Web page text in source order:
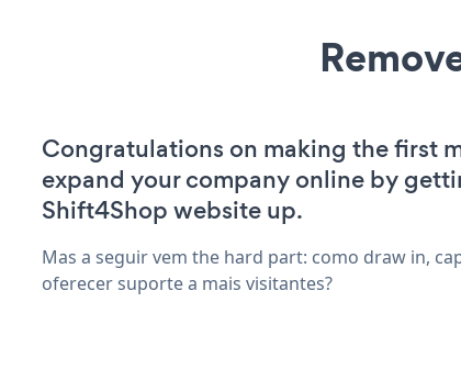
Congratulations on making the first
expand your company online by
Shift4Shop website up.
Mas a seguir vem the hard part: como draw in,
oferecer suporte a mais visitantes?